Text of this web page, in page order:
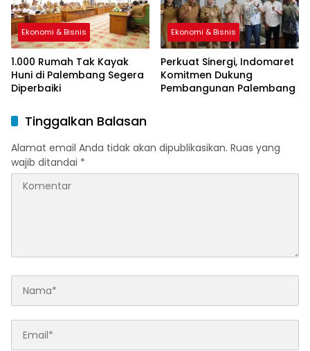
Ekonomi & Bisnis
1.000 Rumah Tak Kayak
Huni di Palembang Segera
Diperbaiki
Ekonomi & Bisnis
Perkuat Sinergi, Indomaret
Komitmen Dukung
Pembangunan Palembang
Tinggalkan Balasan
Alamat email Anda tidak akan dipublikasikan. Ruas yang
wajib ditandai *